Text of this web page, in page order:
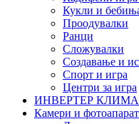
Кукли и
Проодувалки
Ранци
Сложувалки
Создавање и
Спорт и игра
Центри за игра
ИНВЕРТЕР
Камери и